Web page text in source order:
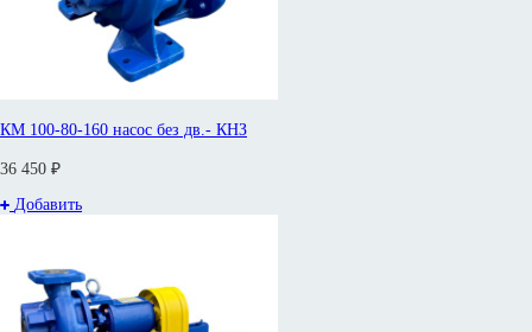
КМ 100-80-160 насос без дв.- КНЗ
36 450 ₽
Добавить